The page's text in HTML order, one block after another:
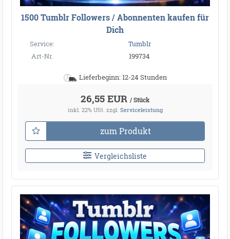
1500 Tumblr Followers / Abonnenten kaufen für
Dich
Service:
Tumblr
Art-Nr.
199734
Lieferbeginn: 12-24 Stunden
26,55 EUR / Stück
inkl. 22% USt. zzgl. Serviceleistung
zum Produkt
Vergleichsliste